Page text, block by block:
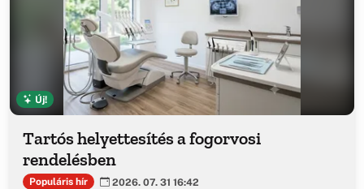
Új!
Tartós helyettesítés a fogorvosi
rendelésben
Populáris hír 2026. 07. 31 16:42